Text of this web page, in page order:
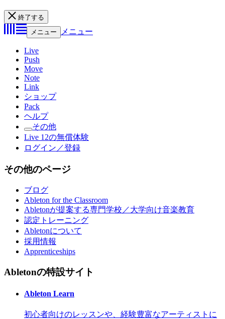
終了する
メニュー
メニュー
Live
Push
Move
Note
Link
ショップ
Pack
ヘルプ
その他
Live 12の無償体験
ログイン／登録
その他のページ
ブログ
Ableton for the Classroom
Abletonが提案する専門学校／大学向け音楽教育
認定トレーニング
Abletonについて
採用情報
Apprenticeships
Abletonの特設サイト
Ableton Learn
初心者向けのレッスンや、経験豊富なアーティストに